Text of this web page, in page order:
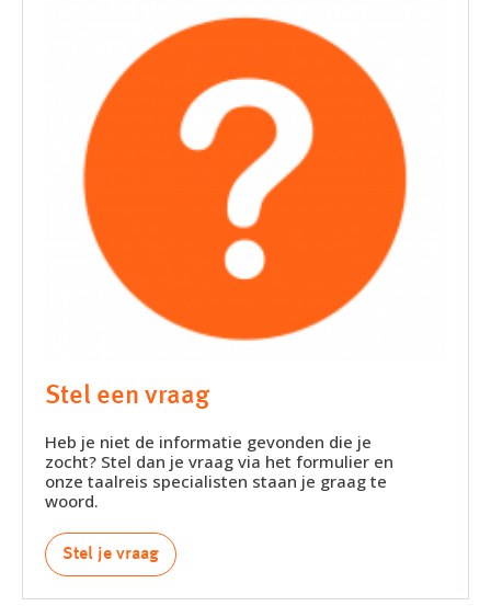
Stel een vraag
Heb je niet de informatie gevonden die je
zocht? Stel dan je vraag via het formulier en
onze taalreis specialisten staan je graag te
woord.
Stel je vraag